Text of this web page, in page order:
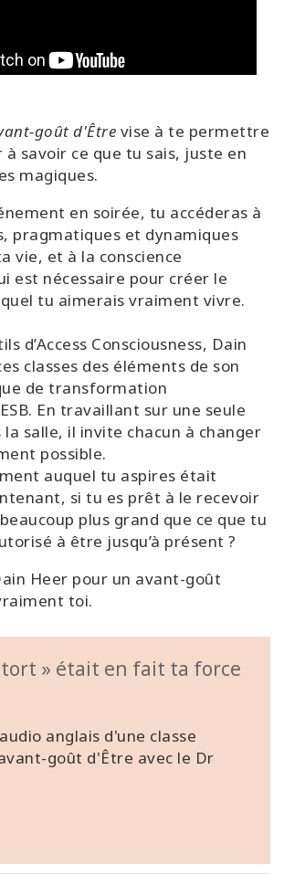
goût d'Être vise à te permettre
à savoir ce que tu sais, juste en
magiques.
en soirée, tu accéderas à
pragmatiques et dynamiques
vie, et à la conscience
est nécessaire pour créer le
tu aimerais vraiment vivre.
d’Access Consciousness, Dain
classes des éléments de son
de transformation
En travaillant sur une seule
la salle, il invite chacun à changer
possible.
auquel tu aspires était
si tu es prêt à le recevoir
plus grand que ce que tu
à être jusqu’à présent ?
Heer pour un avant-goût
toi.
tort » était en fait ta force
anglais d'une classe
goût d'Être avec le Dr